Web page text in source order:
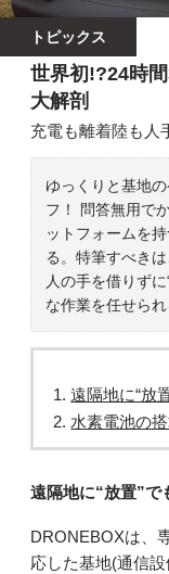
トピックス
世界初!?24時
大解剖
充電も離着陸も人
ゆっくりと基地
フ！ 問答無用で
ットフォームを
る。特筆すべき
人の手を借りず
な作業を任せられ
遠隔地に“放
水素電池の
遠隔地に“放置”で
DRONEBOXは、
応した基地(通信